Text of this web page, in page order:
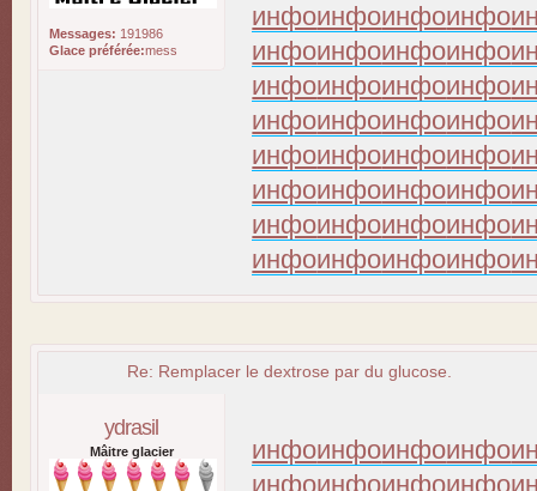
Messages: 191986
Glace préférée:mess
инфоинфоинфоинфо
инфоинфоинфоинфо
инфоинфоинфоинфо
инфоинфоинфоинфо
инфоинфоинфоинфо
инфоинфоинфоинфо
инфоинфоинфоинфо
инфоинфоинфоинфо
Re: Remplacer le dextrose par du glucose.
ydrasil
Mâitre glacier инфоинфоинфоинфо
инфоинфоинфоинфо